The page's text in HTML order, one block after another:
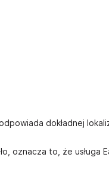
dokładnej
oznacza to, że usługa